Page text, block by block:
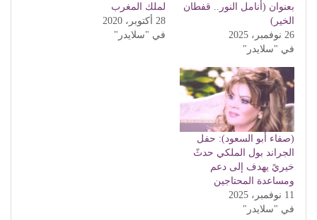
بعنوان (أنامل النور.. قفطان
الخير)
26 نوفمبر، 2025
في "سلايدر"
لملك المغرب
28 أكتوبر، 2020
في "سلايدر"
(صفاء أبو السعود): حفل
الجراند بول الملكي حدثً
خيريً يهدف إلى دعم
ومساعدة المحتاجين
11 نوفمبر، 2025
في "سلايدر"